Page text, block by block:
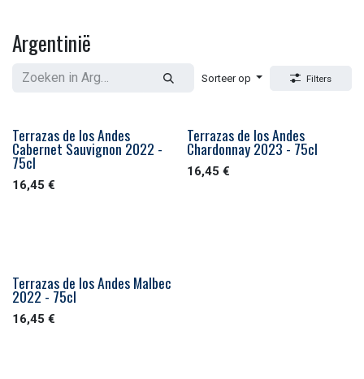
Argentinië
Sorteer op Filters
Terrazas de los Andes
Cabernet Sauvignon 2022 -
75cl
16,45 €
Terrazas de los Andes
Chardonnay 2023 - 75cl
16,45 €
Terrazas de los Andes Malbec
2022 - 75cl
16,45 €